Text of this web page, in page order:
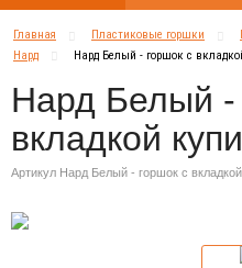
Главная Пластиковые горшки
Нард
Нард Белый - горшок с
Нард Белый -
вкладкой
Артикул Нард Белый - горшок с вкладкой